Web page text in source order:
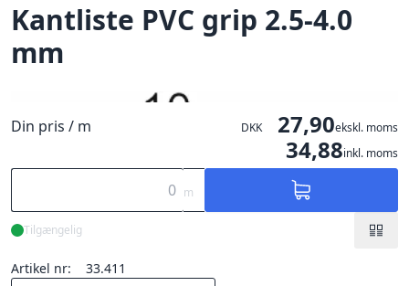
Kantliste PVC grip 2.5-4.0
mm
Din pris / m DKK 27,90ekskl. moms
34,88inkl. moms
m
Tilgængelig
Artikel nr:
33.411